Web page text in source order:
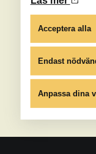
och hoppas att
evenemang
att besöka vår
dig redo att
Knäppingsborg i
Acceptera alla
Endast
Anpassa dina